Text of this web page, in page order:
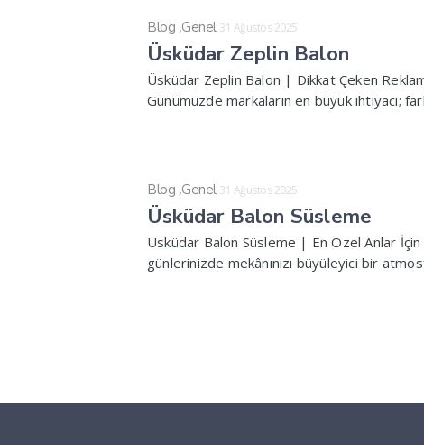
Blog ,Genel 31 Ağustos 2025
Üsküdar Zeplin Balon
Üsküdar Zeplin Balon | Dikkat Çeken
Günümüzde markaların en büyük ihtiyacı;
Blog ,Genel 31 Ağustos 2025
Üsküdar Balon Süsleme
Üsküdar Balon Süsleme | En Özel Anlar
günlerinizde mekânınızı büyüleyici bir